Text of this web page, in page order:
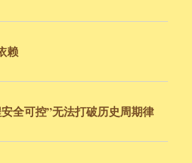
赖
全可控”无法打破历史周期律